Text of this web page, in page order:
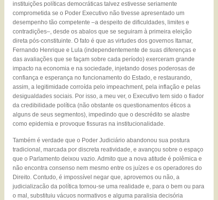
instituições políticas democráticas talvez estivesse seriamente
comprometida se o Poder Executivo não tivesse apresentado um
desempenho tão competente –a despeito de dificuldades, limites e
contradições–, desde os abalos que se seguiram à primeira eleição
direta pós-constituinte. O fato é que as virtudes dos governos Itamar,
Fernando Henrique e Lula (independentemente de suas diferenças e
das avaliações que se façam sobre cada período) exerceram grande
impacto na economia e na sociedade, injetando doses poderosas de
confiança e esperança no funcionamento do Estado, e restaurando,
assim, a legitimidade corroída pelo impeachment, pela inflação e pelas
desigualdades sociais. Por isso, a meu ver, o Executivo tem sido o fiador
da credibilidade política (não obstante os questionamentos éticos a
alguns de seus segmentos), impedindo que o descrédito se alastre
como epidemia e provoque fissuras na institucionalidade.
Também é verdade que o Poder Judiciário abandonou sua postura
tradicional, marcada por discreta reatividade, e avançou sobre o espaço
que o Parlamento deixou vazio. Admito que a nova atitude é polêmica e
não encontra consenso nem mesmo entre os juízes e os operadores do
Direito. Contudo, é impossível negar que, aprovemos ou não, a
judicializacão da política tornou-se uma realidade e, para o bem ou para
o mal, substituiu vácuos normativos e alguma paralisia decisória